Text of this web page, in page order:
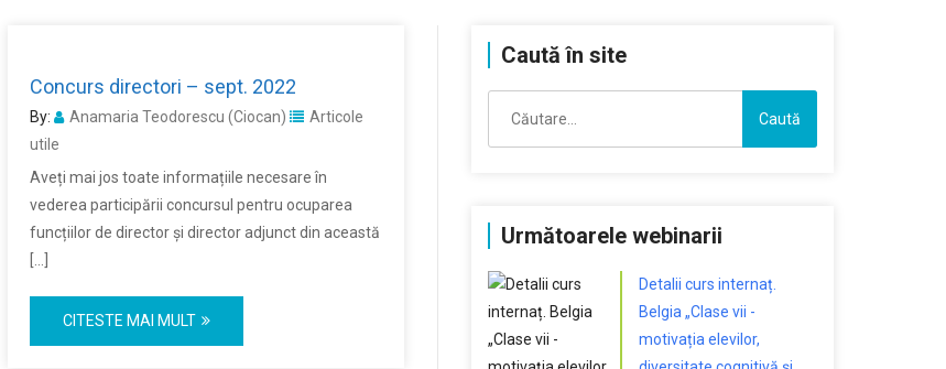
Concurs directori – sept. 2022
By: Anamaria Teodorescu (Ciocan)
Articole
utile
Aveți mai jos toate informațiile necesare în
vederea participării concursul pentru ocuparea
funcțiilor de director și director adjunct din această
CITESTE MAI MULT
Caută în site
după:
Următoarele webinarii
Detalii curs internaț.
Belgia „Clase vii -
motivația elevilor,